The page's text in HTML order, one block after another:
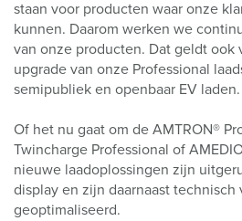
staan voor producten waar onze
kunnen. Daarom werken we
van onze producten. Dat geldt ook
upgrade van onze Professional
semipubliek en openbaar EV laden.
Of het nu gaat om de AMTRON®
Twincharge Professional of
nieuwe laadoplossingen zijn
display en zijn daarnaast technisch
geoptimaliseerd.